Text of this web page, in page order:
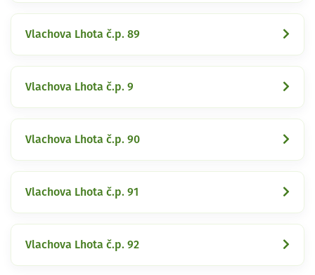
Vlachova Lhota č.p. 89
Vlachova Lhota č.p. 9
Vlachova Lhota č.p. 90
Vlachova Lhota č.p. 91
Vlachova Lhota č.p. 92